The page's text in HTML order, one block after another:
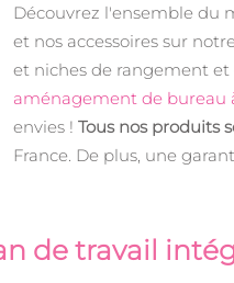
Découvrez l'ensemble du
et nos accessoires sur
et niches de rangement
aménagement de bureau
envies ! Tous nos produits
France. De plus, une
de travail